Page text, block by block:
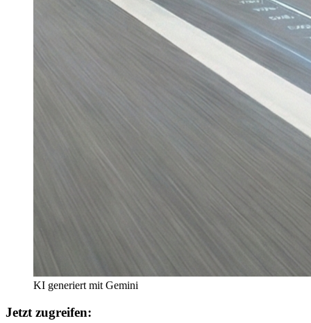
KI generiert mit Gemini
Jetzt zugreifen: